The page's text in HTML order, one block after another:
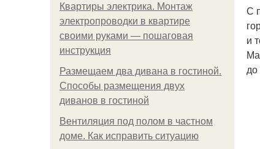
Квартиры электрика. Монтаж
электропроводки в квартире
своими руками — пошаговая
инструкция
Размещаем два дивана в гостиной.
Способы размещения двух
диванов в гостиной
Вентиляция под полом в частном
доме. Как исправить ситуацию
С
и
до